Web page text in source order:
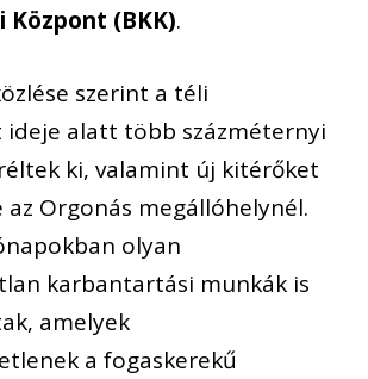
Központ (BKK).
szerint a téli
ideje alatt több százméternyi
ki, valamint új kitérőket
Orgonás megállóhelynél.
olyan
karbantartási munkák is
amelyek
a fogaskerekű